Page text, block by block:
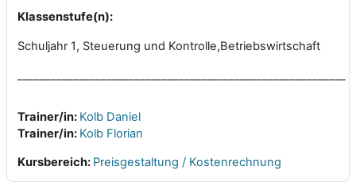
Klassenstufe(n):
Schuljahr 1, Steuerung und Kontrolle,Betriebswirtschaft
Trainer/in: Kolb Daniel
Trainer/in: Kolb Florian
Kursbereich: Preisgestaltung / Kostenrechnung